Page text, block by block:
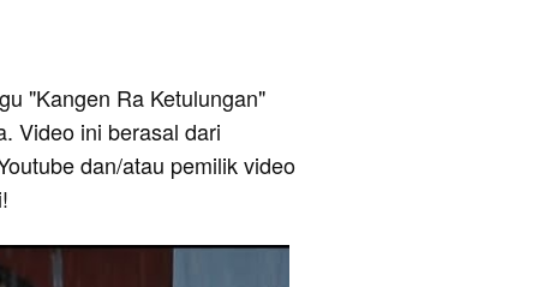
"Kangen Ra Ketulungan"
Video ini berasal dari
dan/atau pemilik video